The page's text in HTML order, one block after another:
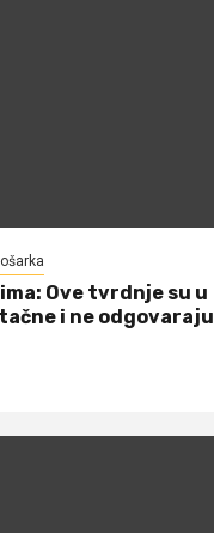
​Ove tvrdnje su u
i ne odgovaraju